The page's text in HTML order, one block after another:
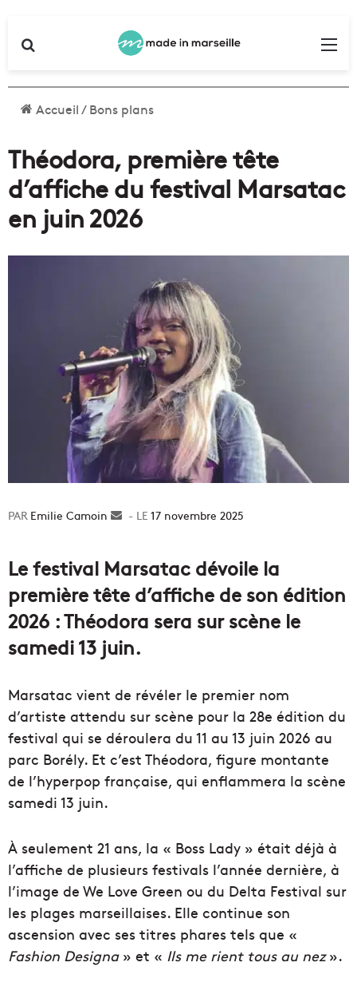
Accueil/Bons plans
Théodora, première tête
d’affiche du festival Marsatac
en juin 2026
Emilie Camoin
Envoyer17 novembre 2025
Le festival Marsatac dévoile la
première tête d’affiche de son édition
2026 : Théodora sera sur scène le
samedi 13 juin.
Marsatac vient de révéler le premier nom
d’artiste attendu sur scène pour la 28e édition du
festival qui se déroulera du 11 au 13 juin 2026 au
parc Borély. Et c’est Théodora, figure montante
de l’hyperpop française, qui enflammera la scène
samedi 13 juin.
À seulement 21 ans, la « Boss Lady » était déjà à
l’affiche de plusieurs festivals l’année dernière, à
l’image de We Love Green ou du Delta Festival sur
les plages marseillaises. Elle continue son
ascension avec ses titres phares tels que «
Fashion Designa» et « Ils me rient tous au nez».